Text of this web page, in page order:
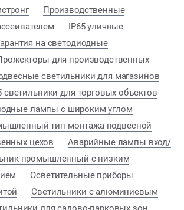
Производственные
IP65 уличные
на светодиодные
для производственных
светильники для магазинов
светильники для торговых объектов
лампы с широким углом
тип монтажа подвесной
цехов
Аварийные лампы вход/
промышленный с низким
Осветительные приборы
Светильники с алюминиевым